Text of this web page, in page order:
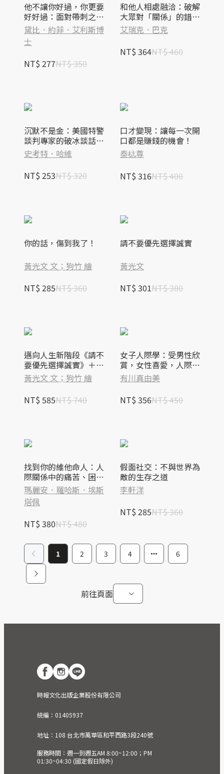
他不讓你好過，你更要
好好過：面對帶刺之人
的不受傷練習（隨書附
贈擋煞金句卡片4張）
黛比．約菲．艾利斯博
士
NT$ 277NT$ 350
和他人相處融洽：破解
大眾對「關係」的錯誤
認知，掌握成功人際關
係的關鍵
艾瑞克．巴克
NT$ 364NT$ 460
沉默不是金：美國特警
談判專家的破冰談話
術，教你打開有效溝通
的大門
史考特．哈維
NT$ 253NT$ 320
口才變現：讓每一次開
口都是賺錢的機會！
秦梽尊
NT$ 316NT$ 400
你的話，傷到我了！
黃光文 文；狗竹 繪
NT$ 285NT$ 360
請不要優先選擇誠實
黃光文
NT$ 301NT$ 380
邁向人生新階段《請不
要優先選擇誠實》＋
《你說的話，傷到我
了！》套書
黃光文 文；狗竹 繪
NT$ 585NT$ 740
女子人際學：受男性欣
賞，女性喜愛，人際關
係瞬間提升的100個教
戰守則【輕鬆相處升級
版】
有川真由美
NT$ 356NT$ 450
找到你的維他命人：人
際關係中的痛苦、困
惑、空虛，你不必自己
承受
瑪麗安．羅哈斯．埃斯
塔佩
NT$ 380NT$ 480
假面社交：不與世界為
敵的生存之道
李軒洋
NT$ 285NT$ 360
1 2 3 4 6
前往頁面
時報文化出版企業股份有限公司
統編：01405937
地址：108 台北市萬華區和平西路3段240號
服務時間：週一到週五AM 8:00~12:00；PM
01:30~04:30 (國定假日除外)